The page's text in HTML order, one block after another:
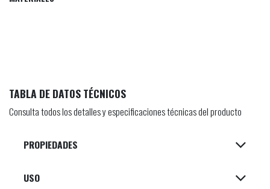
TABLA DE DATOS TÉCNICOS
Consulta todos los detalles y especificaciones técnicas del producto
PROPIEDADES
USO